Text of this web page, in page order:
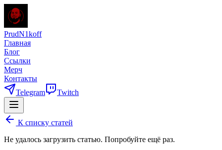
PrudN1koff
Главная
Блог
Ссылки
Мерч
Контакты
Telegram
Twitch
К списку статей
Не удалось загрузить статью. Попробуйте ещё раз.